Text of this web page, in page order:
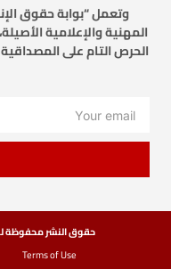
وتعمل “بوابة حقوق
المهنية والإعلامية
الحرص التام على
حقوق النشر محفوظة
Terms of Use